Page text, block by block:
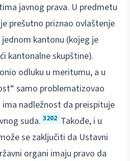
javnog prava. U predmetu
prešutno priznao ovlaštenje
kantonu (kojeg je
kantonalne skupštine).
odluku u meritumu, a u
samo problematizovao
nadležnost da preispituje
suda. 3202 Takođe, i u
se zaključiti da Ustavni
organi imaju pravo da